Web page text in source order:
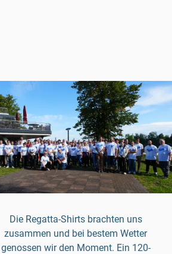
Die Regatta-Shirts brachten uns
zusammen und bei bestem Wetter
genossen wir den Moment. Ein 120-